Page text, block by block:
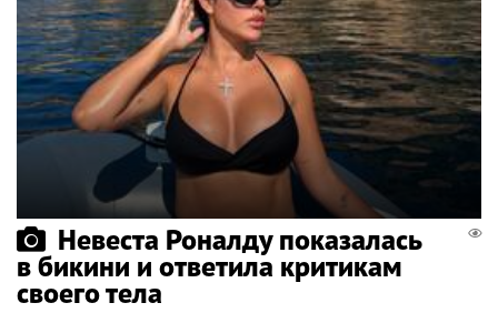
Невеста Роналду показалась
в бикини и ответила критикам
своего тела